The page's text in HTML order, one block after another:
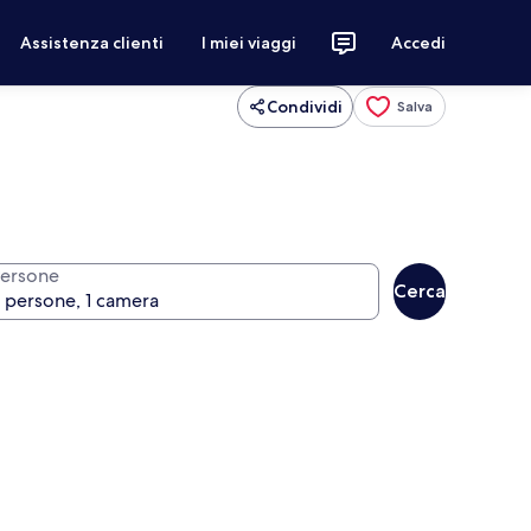
Assistenza clienti I miei viaggi Accedi
Condividi Salva
Cerca